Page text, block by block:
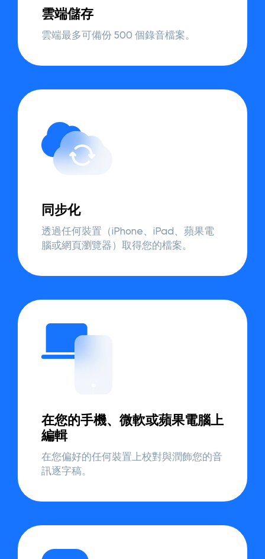
雲端儲存
雲端最多可備份 500 個錄音檔案。
同步化
透過任何裝置（iPhone、iPad、蘋果電
腦或網頁瀏覽器）取得您的檔案。
在您的手機、微軟或蘋果電腦上
編輯
在您偏好的任何裝置上校對與潤飾您的音
訊逐字稿。